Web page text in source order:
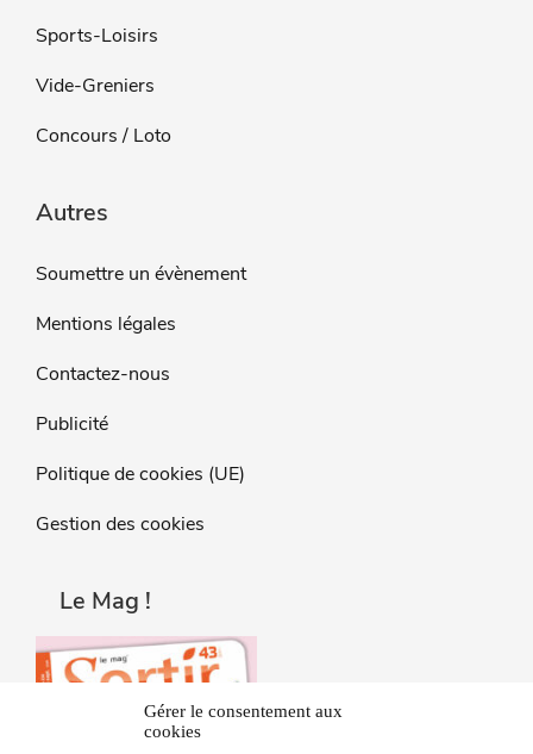
Gérer le consentement aux
cookies
Sports-Loisirs
Vide-Greniers
Concours / Loto
Autres
Soumettre un évènement
Mentions légales
Contactez-nous
Publicité
Politique de cookies (UE)
Gestion des cookies
Le Mag !